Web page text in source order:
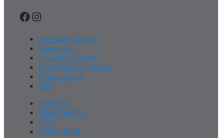
Facebook
Instagram
Συστήματα Σκίασης
Πέργκολες
Εσωτερική Σκίαση
Επαγγελματικοι Χώροι
Έπιπλα Κήπου
BBQ
ΕΤΑΙΡΕΙΑ
ΠΕΛΑΤΟΛΟΓΙΟ
ΕΡΓΑ
ΕΠΙΚΟΙΝΩΝΙΑ